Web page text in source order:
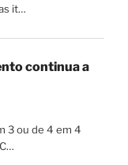
it…
continua a
3 ou de 4 em 4